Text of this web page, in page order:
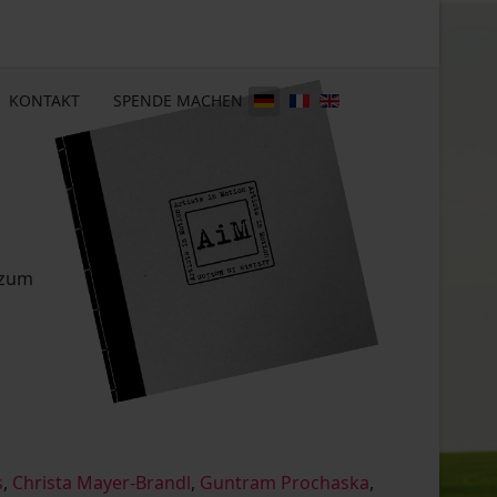
KONTAKT SPENDE MACHEN
, Christa Mayer-Brandl, Guntram Prochaska,